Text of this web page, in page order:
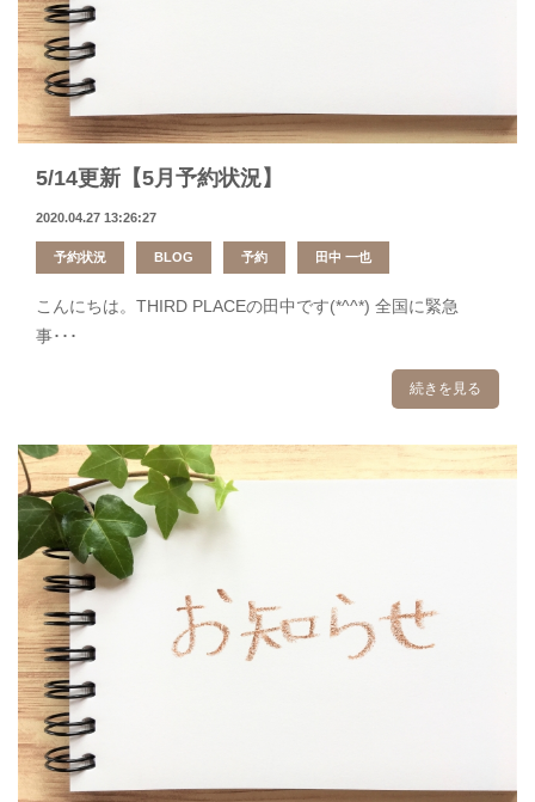
5/14更新【5月予約状況】
2020.04.27 13:26:27
予約状況 BLOG 予約 田中 一也
こんにちは。THIRD PLACEの田中です(*^^*) 全国に緊急
事･･･
続きを見る